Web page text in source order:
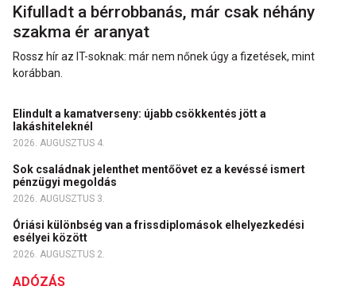
Kifulladt a bérrobbanás, már csak néhány
szakma ér aranyat
Rossz hír az IT-soknak: már nem nőnek úgy a fizetések, mint
korábban.
Elindult a kamatverseny: újabb csökkentés jött a
lakáshiteleknél
2026. AUGUSZTUS 4.
Sok családnak jelenthet mentőövet ez a kevéssé ismert
pénzügyi megoldás
2026. AUGUSZTUS 3.
Óriási különbség van a frissdiplomások elhelyezkedési
esélyei között
2026. AUGUSZTUS 2.
ADÓZÁS